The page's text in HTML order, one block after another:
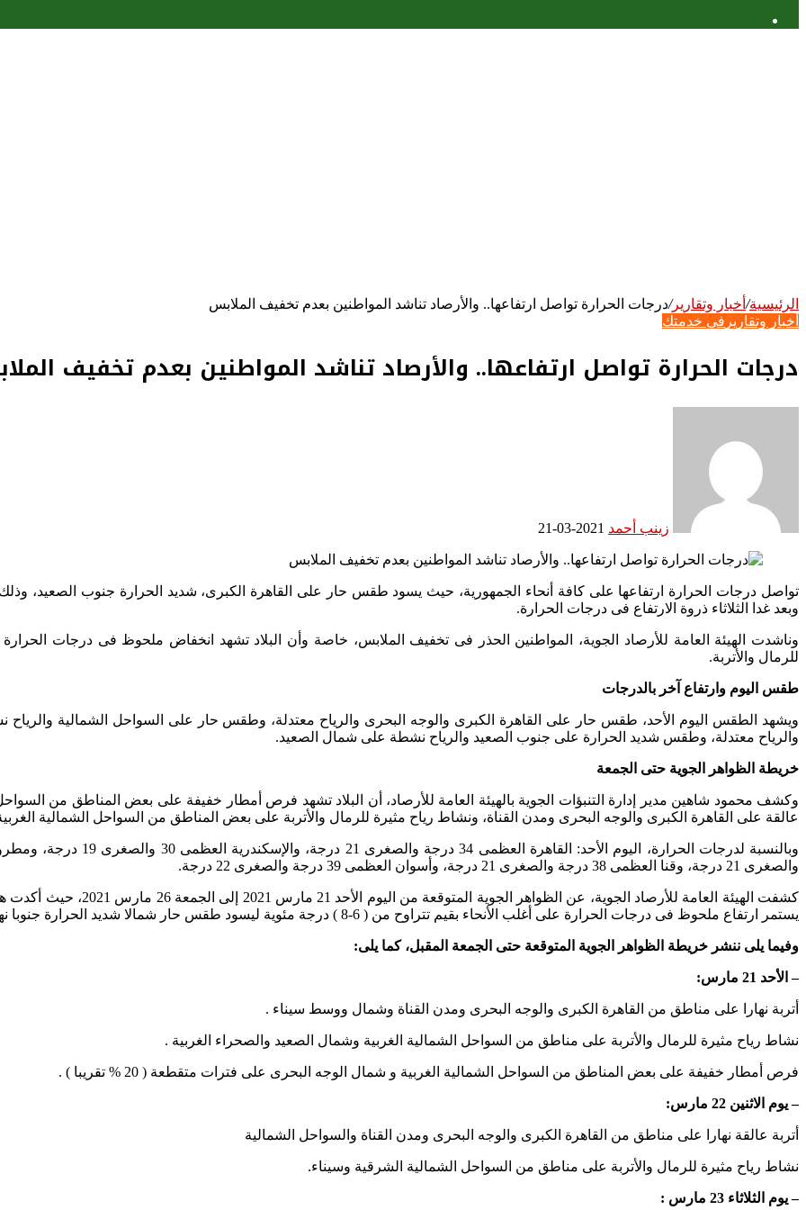
الرئيسية/ أخبار وتقارير/درجات الحرارة تواصل ارتفاعها.. والأرصاد تناشد المواطنين بعدم تخفيف الملابس
أخبار وتقارير في خدمتك
درجات الحرارة تواصل ارتفاعها.. والأرصاد تناشد المواطنين بعدم تخفيف
زينب أحمد 2021-03-21
تواصل درجات الحرارة ارتفاعها على كافة أنحاء الجمهورية، حيث يسود طقس حار على القاهرة الكبرى، شديد الحرارة جنوب الصعيد،
وبعد غدا الثلاثاء ذروة الارتفاع فى درجات الحرارة.
وناشدت الهيئة العامة للأرصاد الجوية، المواطنين الحذر فى تخفيف الملابس، خاصة وأن البلاد تشهد انخفاض ملحوظ فى درجات
للرمال والأتربة.
طقس اليوم وارتفاع آخر بالدرجات
ويشهد الطقس اليوم الأحد، طقس حار على القاهرة الكبرى والوجه البحرى والرياح معتدلة، وطقس حار على السواحل الشمالية
والرياح معتدلة، وطقس شديد الحرارة على جنوب الصعيد والرياح نشطة على شمال الصعيد.
خريطة الظواهر الجوية حتى الجمعة
وكشف محمود شاهين مدير إدارة التنبؤات الجوية بالهيئة العامة للأرصاد، أن البلاد تشهد فرص أمطار خفيفة على بعض المناطق من
عالقة على القاهرة الكبرى والوجه البحرى ومدن القناة، ونشاط رياح مثيرة للرمال والأتربة على بعض المناطق من السواحل الشمالية
والصغرى 21 درجة، وقنا العظمى 38 درجة والصغرى 21 درجة، وأسوان العظمى 39 درجة والصغرى 22 درجة.
يستمر ارتفاع ملحوظ فى درجات الحرارة على أغلب الأنحاء بقيم تتراوح من ( 6-8 ) درجة مئوية ليسود طقس حار شمالا شديد الحرارة جنوبا نهارا معتدل ليلا .
وفيما يلى ننشر خريطة الظواهر الجوية المتوقعة حتى الجمعة المقبل، كما يلى:
– الأحد 21 مارس:
أتربة نهارا على مناطق من القاهرة الكبرى والوجه البحرى ومدن القناة وشمال ووسط سيناء .
نشاط رياح مثيرة للرمال والأتربة على مناطق من السواحل الشمالية الغربية وشمال الصعيد والصحراء الغربية .
فرص أمطار خفيفة على بعض المناطق من السواحل الشمالية الغربية و شمال الوجه البحرى على فترات متقطعة ( 20 % تقريبا ) .
– يوم الاثنين 22 مارس:
أتربة عالقة نهارا على مناطق من القاهرة الكبرى والوجه البحرى ومدن القناة والسواحل الشمالية
نشاط رياح مثيرة للرمال والأتربة على مناطق من السواحل الشمالية الشرقية وسيناء.
– يوم الثلاثاء 23 مارس :